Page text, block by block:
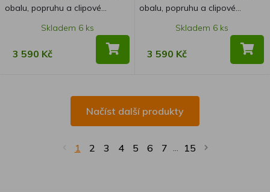
obalu, popruhu a clipové
Skladem 6 ks
3 590 Kč
obalu, popruhu a clipové
Skladem 6 ks
3 590 Kč
Načíst další produkty
1 2 3 4 5 6 7 ... 15